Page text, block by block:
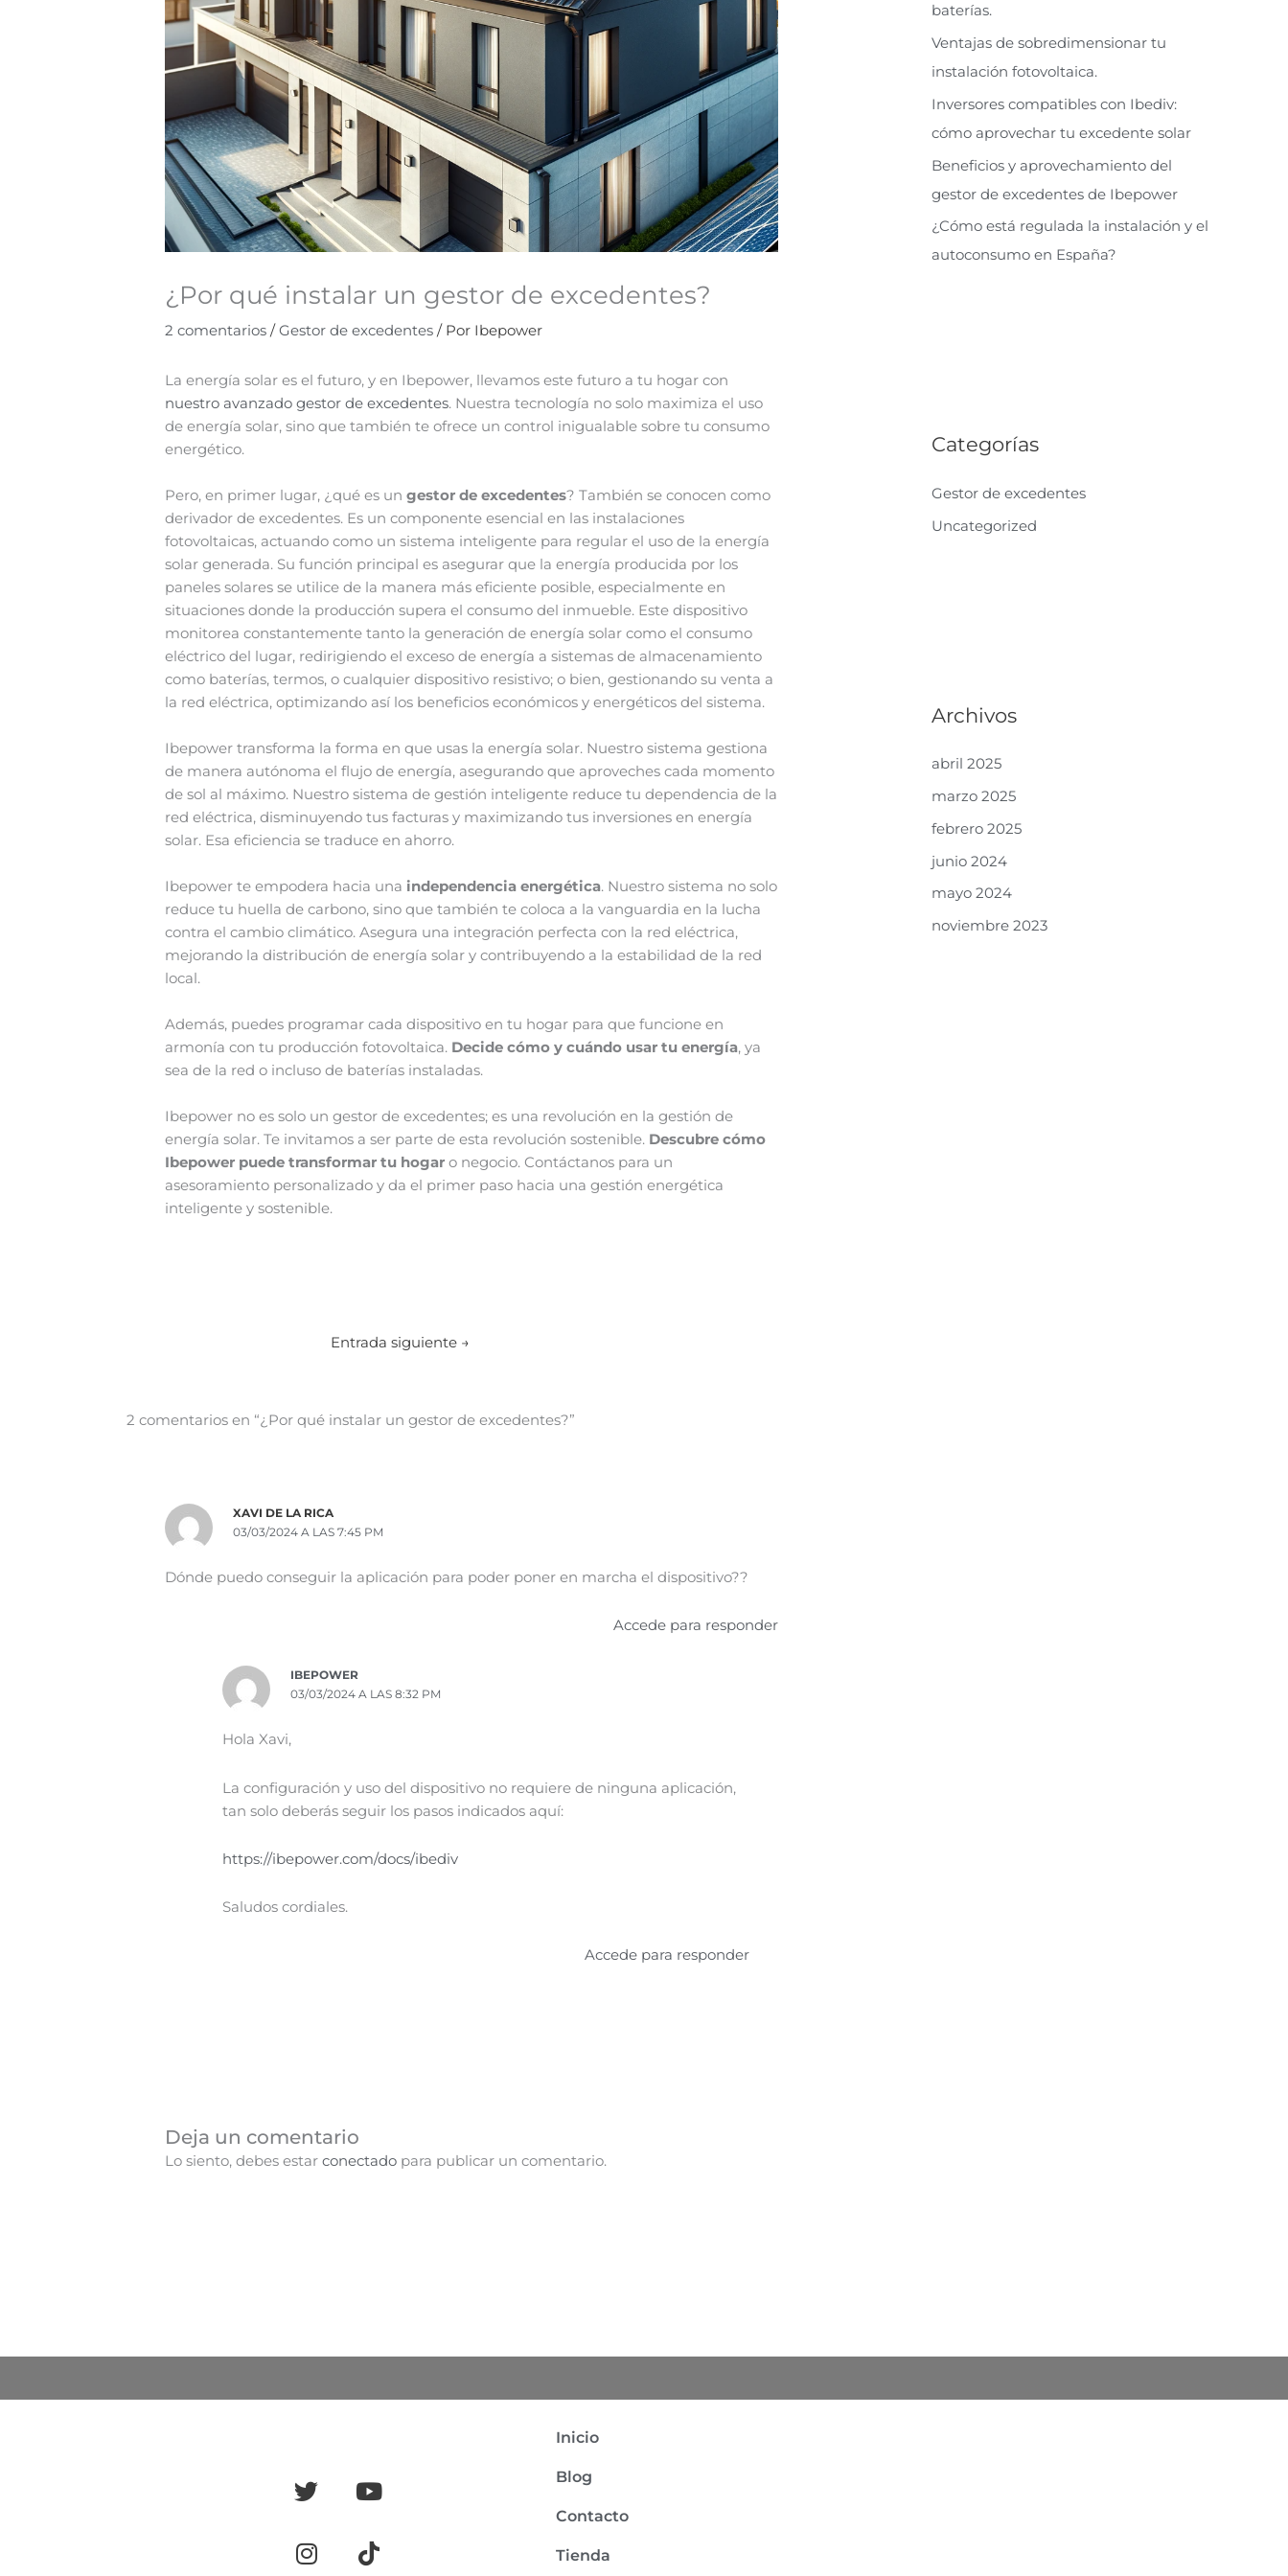
¿Por qué instalar un gestor de excedentes?
2 comentarios /Gestor de excedentes / Por Ibepower
La energía solar es el futuro, y en Ibepower, llevamos este futuro a tu hogar con
nuestro avanzado gestor de excedentes. Nuestra tecnología no solo maximiza el uso
de energía solar, sino que también te ofrece un control inigualable sobre tu consumo
energético.
Pero, en primer lugar, ¿qué es ungestor de excedentes? También se conocen como
derivador de excedentes. Es un componente esencial en las instalaciones
fotovoltaicas, actuando como un sistema inteligente para regular el uso de la energía
solar generada. Su función principal es asegurar que la energía producida por los
paneles solares se utilice de la manera más eficiente posible, especialmente en
situaciones donde la producción supera el consumo del inmueble. Este dispositivo
monitorea constantemente tanto la generación de energía solar como el consumo
eléctrico del lugar, redirigiendo el exceso de energía a sistemas de almacenamiento
como baterías, termos, o cualquier dispositivo resistivo; o bien, gestionando su venta a
la red eléctrica, optimizando así los beneficios económicos y energéticos del sistema.
Ibepower transforma la forma en que usas la energía solar. Nuestro sistema gestiona
de manera autónoma el flujo de energía, asegurando que aproveches cada momento
de sol al máximo. Nuestro sistema de gestión inteligente reduce tu dependencia de la
red eléctrica, disminuyendo tus facturas y maximizando tus inversiones en energía
solar. Esa eficiencia se traduce en ahorro.
Ibepower te empodera hacia una independencia energética. Nuestro sistema no solo
reduce tu huella de carbono, sino que también te coloca a la vanguardia en la lucha
contra el cambio climático. Asegura una integración perfecta con la red eléctrica,
mejorando la distribución de energía solar y contribuyendo a la estabilidad de la red
local.
Además, puedes programar cada dispositivo en tu hogar para que funcione en
armonía con tu producción fotovoltaica. Decide cómo y cuándo usar tu energía, ya
sea de la red o incluso de baterías instaladas.
Ibepower no es solo un gestor de excedentes; es una revolución en la gestión de
energía solar. Te invitamos a ser parte de esta revolución sostenible. Descubre cómo
Ibepower puede transformar tu hogar o negocio. Contáctanos para un
asesoramiento personalizado y da el primer paso hacia una gestión energética
inteligente y sostenible.
Entrada siguiente →
2 comentarios en “¿Por qué instalar un gestor de excedentes?”
XAVI DE LA RICA
03/03/2024 A LAS 7:45 PM
Dónde puedo conseguir la aplicación para poder poner en marcha el dispositivo??
Accede para responder
IBEPOWER
03/03/2024 A LAS 8:32 PM
Hola Xavi,
La configuración y uso del dispositivo no requiere de ninguna aplicación,
tan solo deberás seguir los pasos indicados aquí:
https://ibepower.com/docs/ibediv
Saludos cordiales.
Accede para responder
Deja un comentario
Lo siento, debes estarconectado para publicar un comentario.
baterías.
Ventajas de sobredimensionar tu
instalación fotovoltaica.
Inversores compatibles con Ibediv:
cómo aprovechar tu excedente solar
Beneficios y aprovechamiento del
gestor de excedentes de Ibepower
¿Cómo está regulada la instalación y el
autoconsumo en España?
Categorías
Gestor de excedentes
Uncategorized
Archivos
abril 2025
marzo 2025
febrero 2025
junio 2024
mayo 2024
noviembre 2023
TwitterYoutube
Instagram
Tiktok
Inicio
Blog
Contacto
Tienda